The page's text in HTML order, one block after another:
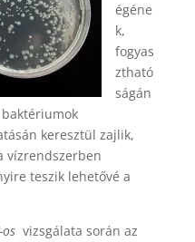
égéne
k,
fogyas
ztható
ságán
keresztül zajlik,
vízrendszerben
teszik lehetővé a
vizsgálata során az